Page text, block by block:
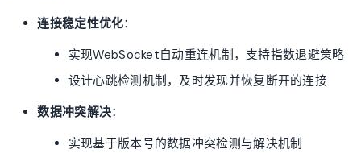
连接稳定性优化：
实现WebSocket自动重连机制，支持指数退避策略
设计心跳检测机制，及时发现并恢复断开的连接
数据冲突解决：
实现基于版本号的数据冲突检测与解决机制